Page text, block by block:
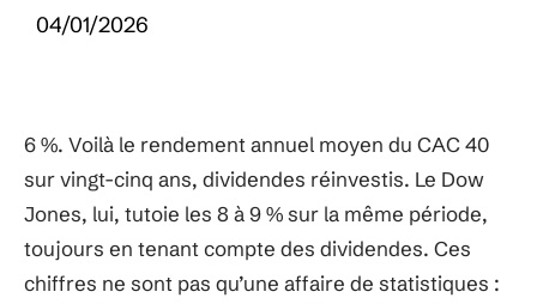
04/01/2026
6 %. Voilà le rendement annuel moyen du CAC 40
sur vingt-cinq ans, dividendes réinvestis. Le Dow
Jones, lui, tutoie les 8 à 9 % sur la même période,
toujours en tenant compte des dividendes. Ces
chiffres ne sont pas qu’une affaire de statistiques :